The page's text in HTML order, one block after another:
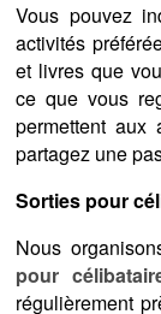
Vous pouvez
activités
et livres que
ce que vous
permettent aux
partagez une
Sorties pour
Nous
pour
régulièrement